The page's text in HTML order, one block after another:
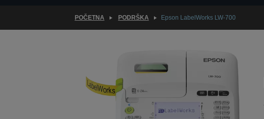
POČETNA PODRŠKA Epson LabelWorks LW-700